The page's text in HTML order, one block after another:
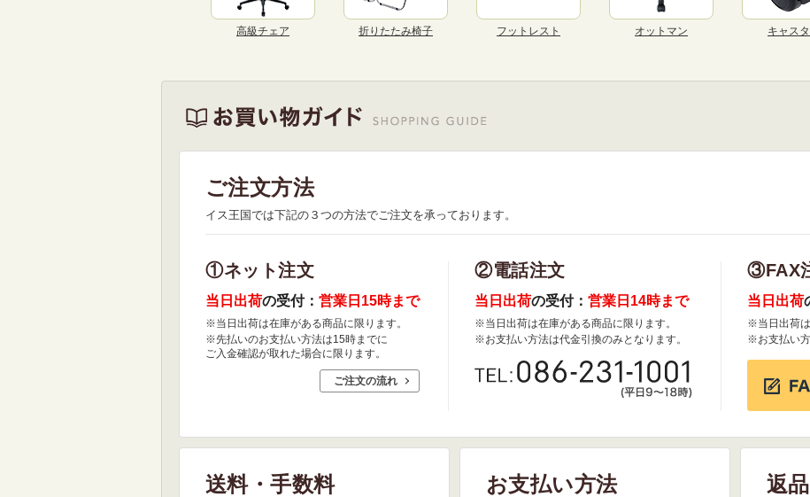
高級チェア 折りたたみ椅子 フットレスト オットマン キャス
ご注文方法
イス王国では下記の３つの方法でご注文を承っております。
①ネット注文
当日出荷の受付： 営業日15時まで
※当日出荷は在庫がある商品に限ります。
※先払いのお支払い方法は15時までに
ご入金確認が取れた場合に限ります。
ご注文の流れ
②電話注文
当日出荷の受付： 営業日14時まで
※当日出荷は在庫がある商品に限ります。
※お支払い方法は代金引換のみとなります。
③FAX
当日出荷
※当日出荷は
※お支払い方
送料・手数料 お支払い方法 返